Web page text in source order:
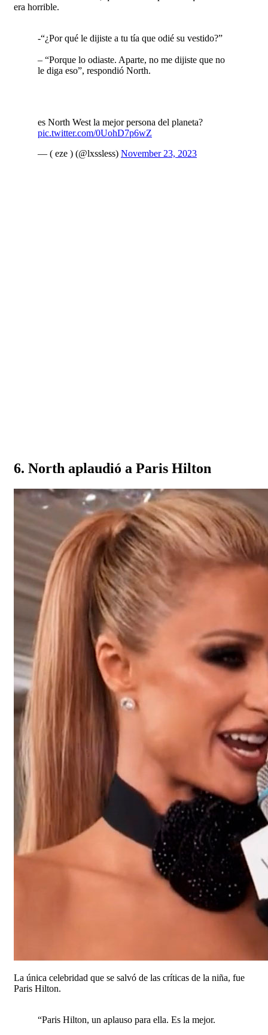
era horrible.
-“¿Por qué le dijiste a tu tía que odié su vestido?”
– “Porque lo odiaste. Aparte, no me dijiste que no
le diga eso”, respondió North.
es North West la mejor persona del planeta?
pic.twitter.com/0UohD7p6wZ
— ( eze ) (@lxssless) November 23, 2023
6. North aplaudió a Paris Hilton
La única celebridad que se salvó de las críticas de la niña, fue
Paris Hilton.
“Paris Hilton, un aplauso para ella. Es la mejor.